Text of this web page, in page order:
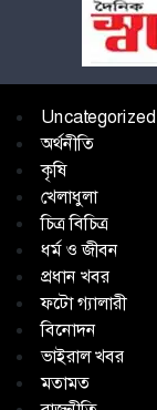
Uncategorized
অর্থনীতি
কৃষি
খেলাধুলা
চিত্র বিচিত্র
ধর্ম ও জীবন
প্রধান খবর
ফটো গ্যালারী
বিনোদন
ভাইরাল খবর
মতামত